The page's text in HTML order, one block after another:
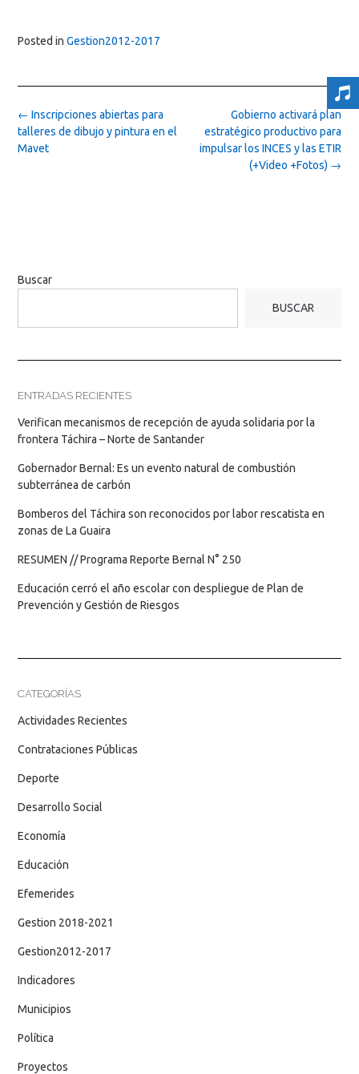
Posted in Gestion2012-2017
Post
navigation
Gobierno activará plan
estratégico productivo para
impulsar los INCES y las ETIR
(+Video +Fotos) →
← Inscripciones abiertas para
talleres de dibujo y pintura en el
Mavet
Buscar
BUSCAR
ENTRADAS RECIENTES
Verifican mecanismos de recepción de ayuda solidaria por la
frontera Táchira – Norte de Santander
Gobernador Bernal: Es un evento natural de combustión
subterránea de carbón
Bomberos del Táchira son reconocidos por labor rescatista en
zonas de La Guaira
RESUMEN // Programa Reporte Bernal N° 250
Educación cerró el año escolar con despliegue de Plan de
Prevención y Gestión de Riesgos
CATEGORÍAS
Actividades Recientes
Contrataciones Públicas
Deporte
Desarrollo Social
Economía
Educación
Efemerides
Gestion 2018-2021
Gestion2012-2017
Indicadores
Municipios
Política
Proyectos